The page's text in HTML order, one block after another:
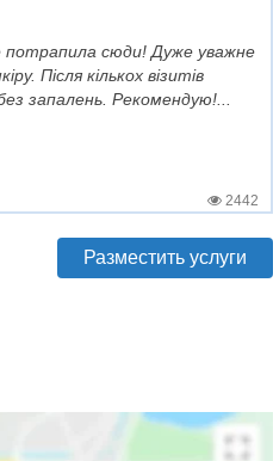
сюди! Дуже уважне
Після кількох візитів
запалень. Рекомендую!...
2442
Разместить услуги